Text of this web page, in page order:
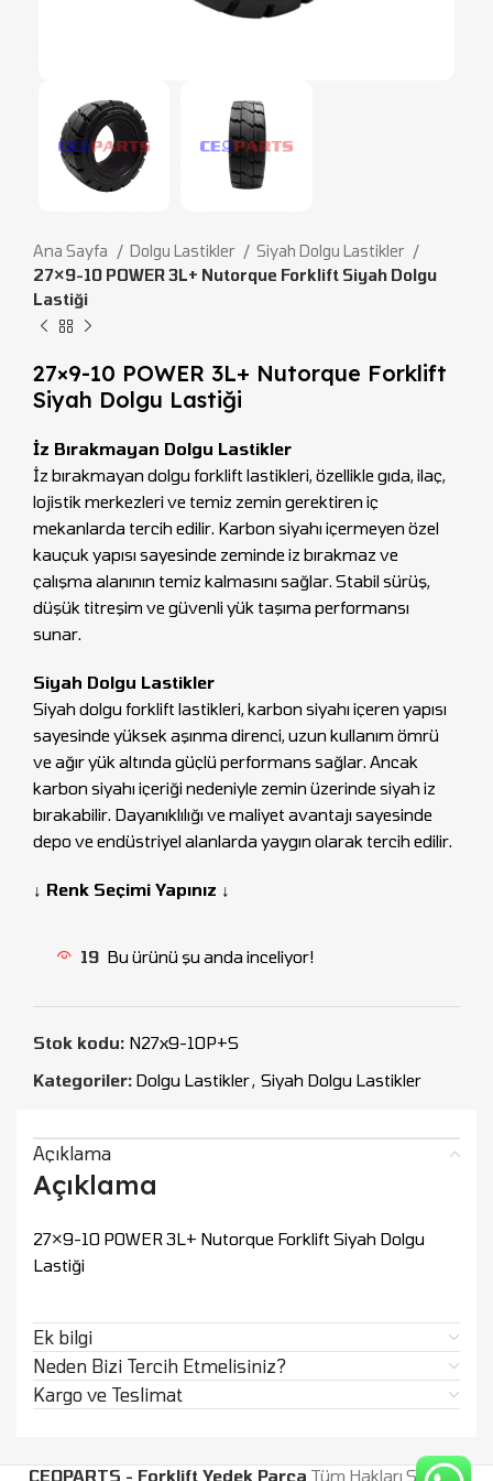
Ana Sayfa Dolgu Lastikler
Siyah Dolgu Lastikler
27×9-10 POWER 3L+ Nutorque Forklift Siyah Dolgu
Lastiği
27×9-10 POWER 3L+ Nutorque Forklift
Siyah Dolgu Lastiği
İz Bırakmayan Dolgu Lastikler
İz bırakmayan dolgu forklift lastikleri, özellikle gıda, ilaç,
lojistik merkezleri ve temiz zemin gerektiren iç
mekanlarda tercih edilir. Karbon siyahı içermeyen özel
kauçuk yapısı sayesinde zeminde iz bırakmaz ve
çalışma alanının temiz kalmasını sağlar. Stabil sürüş,
düşük titreşim ve güvenli yük taşıma performansı
sunar.
Siyah Dolgu Lastikler
Siyah dolgu forklift lastikleri, karbon siyahı içeren yapısı
sayesinde yüksek aşınma direnci, uzun kullanım ömrü
ve ağır yük altında güçlü performans sağlar. Ancak
karbon siyahı içeriği nedeniyle zemin üzerinde siyah iz
bırakabilir. Dayanıklılığı ve maliyet avantajı sayesinde
depo ve endüstriyel alanlarda yaygın olarak tercih edilir.
↓ Renk Seçimi Yapınız ↓
19 Bu ürünü şu anda inceliyor!
Stok kodu: N27x9-10P+S
Kategoriler: Dolgu Lastikler, Siyah Dolgu Lastikler
Açıklama
Açıklama
27×9-10 POWER 3L+ Nutorque Forklift Siyah Dolgu
Lastiği
Ek bilgi
Neden Bizi Tercih Etmelisiniz?
Kargo ve Teslimat
CEOPARTS - Forklift Yedek Parça Tüm Hakları Saklıdır.